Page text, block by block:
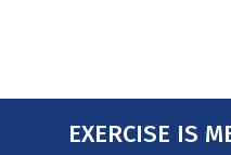
EXERCISE IS